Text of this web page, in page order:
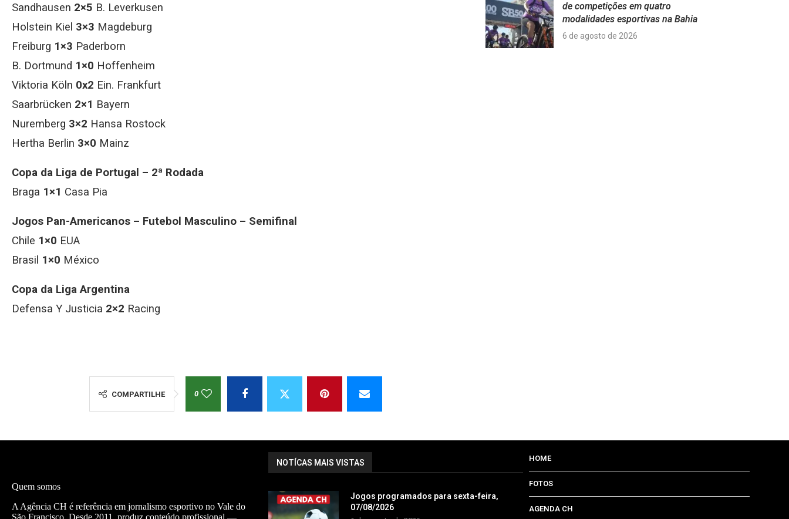
Sandhausen 2×5 B. Leverkusen
Holstein Kiel 3×3 Magdeburg
Freiburg 1×3 Paderborn
B. Dortmund 1×0 Hoffenheim
Viktoria Köln 0x2 Ein. Frankfurt
Saarbrücken 2×1 Bayern
Nuremberg 3×2 Hansa Rostock
Hertha Berlin 3×0 Mainz
Copa da Liga de Portugal – 2ª Rodada
Braga 1×1 Casa Pia
Jogos Pan-Americanos – Futebol Masculino – Semifinal
Chile 1×0 EUA
Brasil 1×0 México
Copa da Liga Argentina
Defensa Y Justicia 2×2 Racing
COMPARTILHE 0
de competições em quatro
modalidades esportivas na Bahia
6 de agosto de 2026
Quem somos
A Agência CH é referência em jornalismo esportivo no Vale do
São Francisco. Desde 2011, produz conteúdo profissional —
NOTÍCAS MAIS VISTAS
Jogos programados para sexta-feira,
07/08/2026
HOME
FOTOS
AGENDA CH